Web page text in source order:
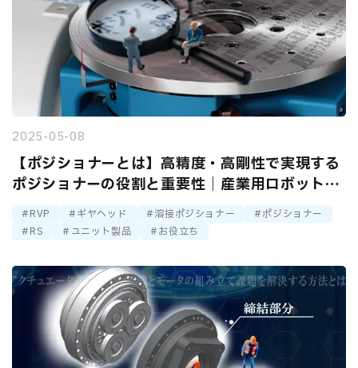
2025-05-08
【ポジショナーとは】高精度・高剛性で実現する
ポジショナーの役割と重要性｜産業用ロボット溶
接・組立・塗装における位置決め精度向上
RVP ギヤヘッド 溶接ポジショナー
ポジショナー
RS
ユニット製品 お役立ち